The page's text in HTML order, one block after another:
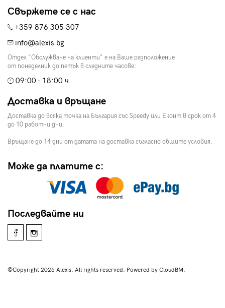
Свържете се с нас
+359 876 305 307
info@alexis.bg
Отдел "Обслужване на клиенти" е на Ваше разположение
от понеделник до петък в следните часове:
09:00 - 18:00 ч.
Доставка и връщане
Доставка до всяка точка на България със Speedy или Еконт в срок от 4
до 10 работни дни.
Връщане до 14 дни от датата на доставка съгласно общите условия.
Може да платите с:
Последвайте ни
©Copyright 2026 Alexis. All rights reserved. Powered by CloudBM.